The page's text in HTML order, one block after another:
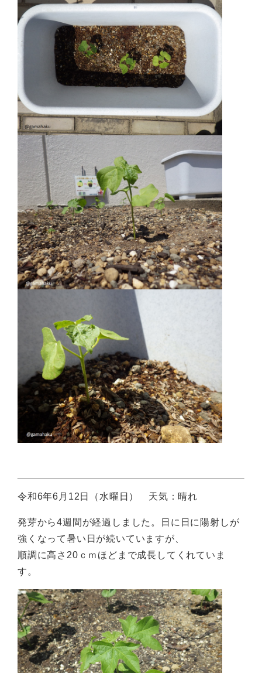
令和6年6月12日（水曜日） 天気：晴れ
発芽から4週間が経過しました。日に日に陽射しが
強くなって暑い日が続いていますが、
順調に高さ20ｃｍほどまで成長してくれていま
す。